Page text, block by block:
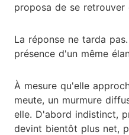
proposa de se retrouver
La réponse ne tarda
présence d'un même
À mesure qu'elle
meute, un murmure
elle. D'abord indistinct,
devint bientôt plus net,